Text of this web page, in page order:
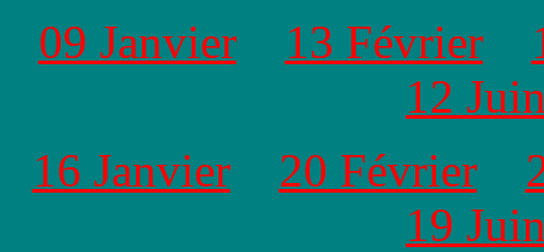
09 Janvier
13 Février
12
16 Janvier
20 Février
19